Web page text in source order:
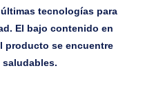
tecnologías para
El bajo contenido en
producto se encuentre
saludables.